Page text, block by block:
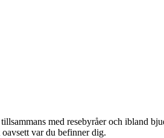
med resebyråer och ibland
var du befinner dig.